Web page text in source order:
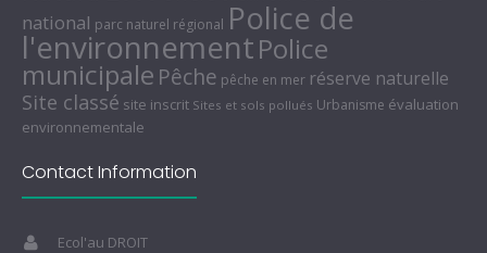
national parc naturel régional Police de
l'environnementPolice
municipale Pêche pêche en mer réserve naturelle
Site classé site inscrit Sites et sols pollués Urbanisme évaluation
environnementale
Contact Information
Ecol'au DROIT